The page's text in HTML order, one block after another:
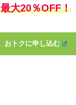
最大20％OFF！
おトクに申し込む